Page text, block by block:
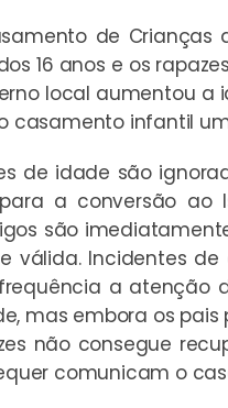
de Crianças
16 anos e os
local aumentou a
casamento infantil
de idade são
a conversão ao
são
válida. Incidentes
a atenção
mas embora os
não consegue
comunicam o